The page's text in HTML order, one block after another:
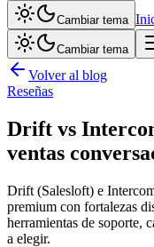
Cambiar tema
Cambiar tema
Volver al blog
Reseñas
Drift vs
ventas
Drift (Salesloft) e
premium con fortalezas
herramientas de soporte,
a elegir.